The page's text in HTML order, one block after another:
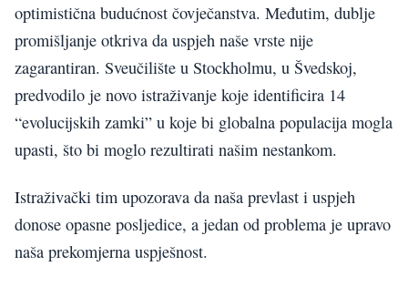
optimistična budućnost čovječanstva. Međutim, dublje
promišljanje otkriva da uspjeh naše vrste nije
zagarantiran. Sveučilište u Stockholmu, u Švedskoj,
predvodilo je novo istraživanje koje identificira 14
“evolucijskih zamki” u koje bi globalna populacija mogla
upasti, što bi moglo rezultirati našim nestankom.
Istraživački tim upozorava da naša prevlast i uspjeh
donose opasne posljedice, a jedan od problema je upravo
naša prekomjerna uspješnost.